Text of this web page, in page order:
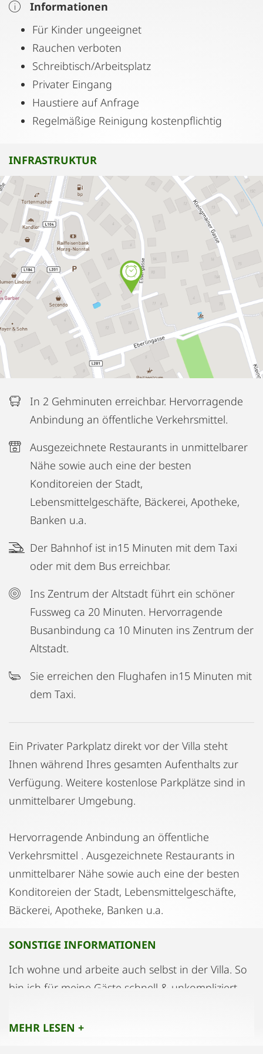
Hervorragende Anbindung an öffentliche
Verkehrsmittel. Ausgezeichnete Restaurants in
unmittelbarer Nähe sowie auch eine der besten
Konditoreien der Stadt, Lebensmittelgeschäfte,
Bäckerei, Apotheke, Banken u.a.
Informationen
Für Kinder ungeeignet
Rauchen verboten
Schreibtisch/Arbeitsplatz
Privater Eingang
Haustiere auf Anfrage
Regelmäßige Reinigung kostenpflichtig
INFRASTRUKTUR
In 2 Gehminuten erreichbar. Hervorragende
Anbindung an öffentliche Verkehrsmittel.
Ausgezeichnete Restaurants in unmittelbarer
Nähe sowie auch eine der besten
Konditoreien der Stadt,
Lebensmittelgeschäfte, Bäckerei, Apotheke,
Banken u.a.
Der Bahnhof ist in15 Minuten mit dem Taxi
oder mit dem Bus erreichbar.
Ins Zentrum der Altstadt führt ein schöner
Fussweg ca 20 Minuten. Hervorragende
Busanbindung ca 10 Minuten ins Zentrum der
Altstadt.
Sie erreichen den Flughafen in15 Minuten mit
dem Taxi.
Ein Privater Parkplatz direkt vor der Villa steht
Ihnen während Ihres gesamten Aufenthalts zur
Verfügung. Weitere kostenlose Parkplätze sind in
unmittelbarer Umgebung.
Hervorragende Anbindung an öffentliche
Verkehrsmittel . Ausgezeichnete Restaurants in
unmittelbarer Nähe sowie auch eine der besten
Konditoreien der Stadt, Lebensmittelgeschäfte,
Bäckerei, Apotheke, Banken u.a.
SONSTIGE INFORMATIONEN
Ich wohne und arbeite auch selbst in der Villa. So
bin ich für meine Gäste schnell & unkompliziert
MEHR LESEN +